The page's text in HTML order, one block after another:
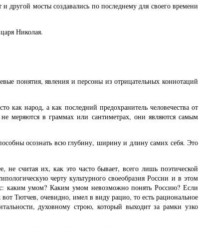
мосты создавались по последнему для своего времени
Николая.
понятия, явления и персоны из отрицательных коннотаций
народ, а как последний предохранитель человечества от
меряются в граммах или сантиметрах, они являются самым
осознать всю глубину, ширину и длину самих себя. Это
считая их, как это часто бывает, всего лишь поэтической
черту культурного своеобразия России и в этом
каким умом? Каким умом невозможно понять Россию? Если
Тютчев, очевидно, имел в виду рацио, то есть рациональное
духовному строю, который выходит за рамки узко